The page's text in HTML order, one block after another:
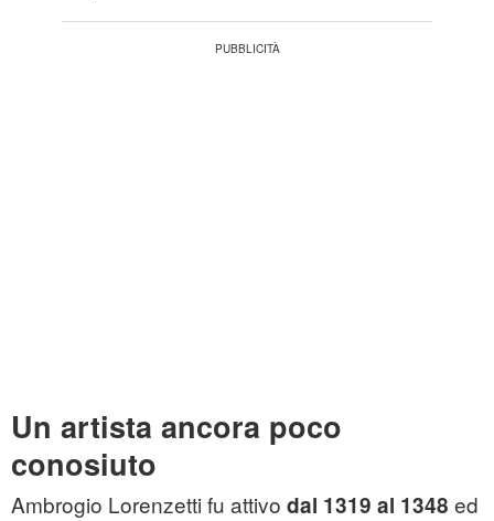
Un artista ancora poco
conosiuto
Ambrogio Lorenzetti fu attivo dal 1319 al 1348 ed